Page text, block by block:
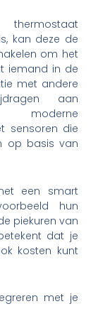
kan deze de
om het
iemand in de
met andere
aan
moderne
sensoren die
op basis van
een smart
hun
piekuren van
dat je
kosten kunt
met je